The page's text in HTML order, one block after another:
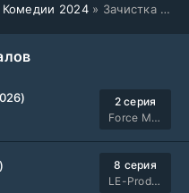
Комедии 2024» Зачистка (2024)
2 серия
Force Media
8 серия
LE-Production